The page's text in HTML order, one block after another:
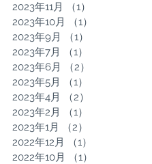
2023年11月
（1）
2023年10月
（1）
2023年9月
（1）
2023年7月
（1）
2023年6月
（2）
2023年5月
（1）
2023年4月
（2）
2023年2月
（1）
2023年1月
（2）
2022年12月
（1）
2022年10月
（1）